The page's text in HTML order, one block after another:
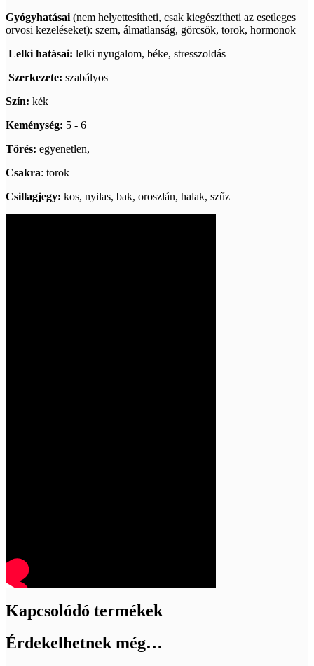
Gyógyhatásai (nem helyettesítheti, csak kiegészítheti az esetleges
orvosi kezeléseket): szem, álmatlanság, görcsök, torok, hormonok
Lelki hatásai: lelki nyugalom, béke, stresszoldás
Szerkezete: szabályos
Szín: kék
Keménység: 5 - 6
Törés: egyenetlen,
Csakra: torok
Csillagjegy: kos, nyilas, bak, oroszlán, halak, szűz
Kapcsolódó termékek
Érdekelhetnek még…